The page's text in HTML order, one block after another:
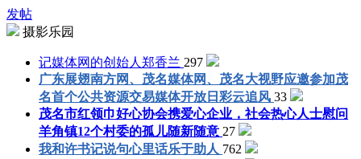
发帖
摄影乐园
记媒体网的创始人 郑香兰 297
广东展翅南方网、茂名媒体网、茂名大视野应邀参加茂
名首个公共资源交易媒体开放日 彩云追风 33
茂名市红领巾好心协会携爱心企业，社会热心人士慰问
羊角镇12个村委的孤儿随新随意 27
我和许书记说句心里话乐于助人 762